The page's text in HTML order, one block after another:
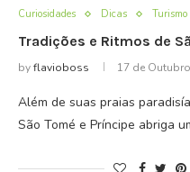
Curiosidades Dicas Turismo
Tradições e Ritmos de
byflavioboss 17 de
Além de suas praias
São Tomé e Príncipe abriga